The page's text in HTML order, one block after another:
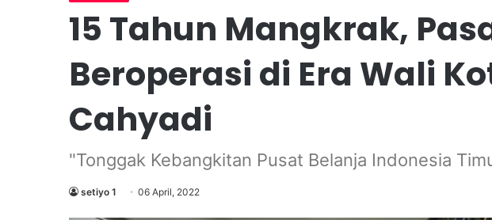
15 Tahun Mangkrak,
Beroperasi di Era Wali
Cahyadi
"Tonggak Kebangkitan Pusat Belanja Indonesia
setiyo 1 06 April, 2022